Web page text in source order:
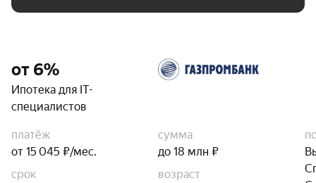
от 6%
Ипотека для IT-
специалистов
платёж
от 15 045 ₽/мес.
сумма
до 18 млн ₽
срок
возраст